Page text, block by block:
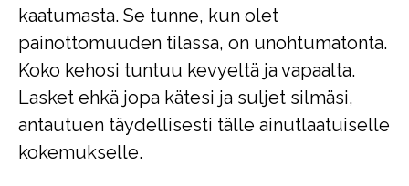
kaatumasta. Se tunne, kun olet
painottomuuden tilassa, on unohtumatonta.
Koko kehosi tuntuu kevyeltä ja vapaalta.
Lasket ehkä jopa kätesi ja suljet silmäsi,
antautuen täydellisesti tälle ainutlaatuiselle
kokemukselle.